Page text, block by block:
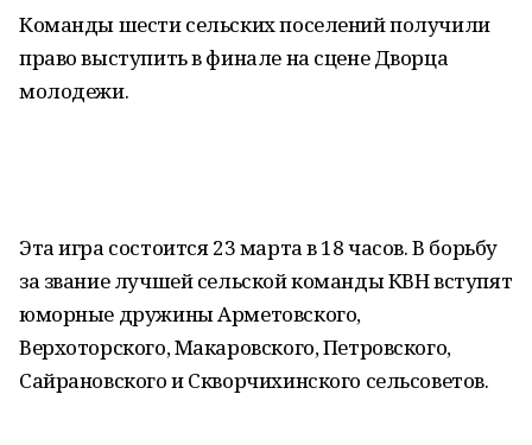
Команды шести сельских поселений получили
право выступить в финале на сцене Дворца
молодежи.
Эта игра состоится 23 марта в 18 часов. В борьбу
за звание лучшей сельской команды КВН вступят
юморные дружины Арметовского,
Верхоторского, Макаровского, Петровского,
Сайрановского и Скворчихинского сельсоветов.